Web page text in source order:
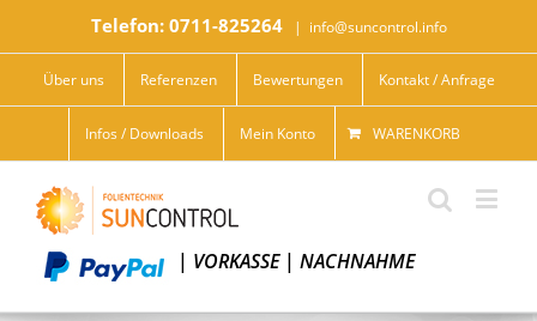
Telefon: 0711-825264 | info@suncontrol.info
Über uns Referenzen Bewertungen Kontakt / Anfrage
Infos / Downloads Mein Konto WARENKORB
| VORKASSE| NACHNAHME